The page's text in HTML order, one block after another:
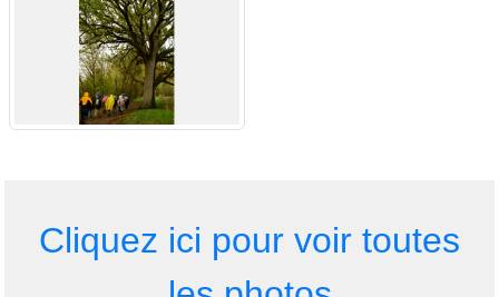
Cliquez ici pour voir toutes